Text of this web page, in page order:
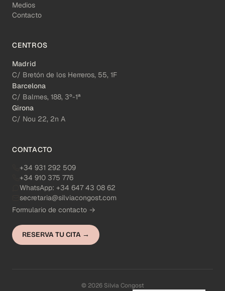
Medios
Contacto
CENTROS
Madrid
C/ Bretón de los Herreros, 55, 1F
Barcelona
C/ Balmes, 188, 3º-1ª
Girona
C/ Nou 22, 2n A
CONTACTO
+34 931 292 509
+34 910 375 776
WhatsApp: +34 647 43 08 62
secretaria@silviacongost.com
Formulario de contacto →
RESERVA TU CITA →
© 2026 Silvia Congost